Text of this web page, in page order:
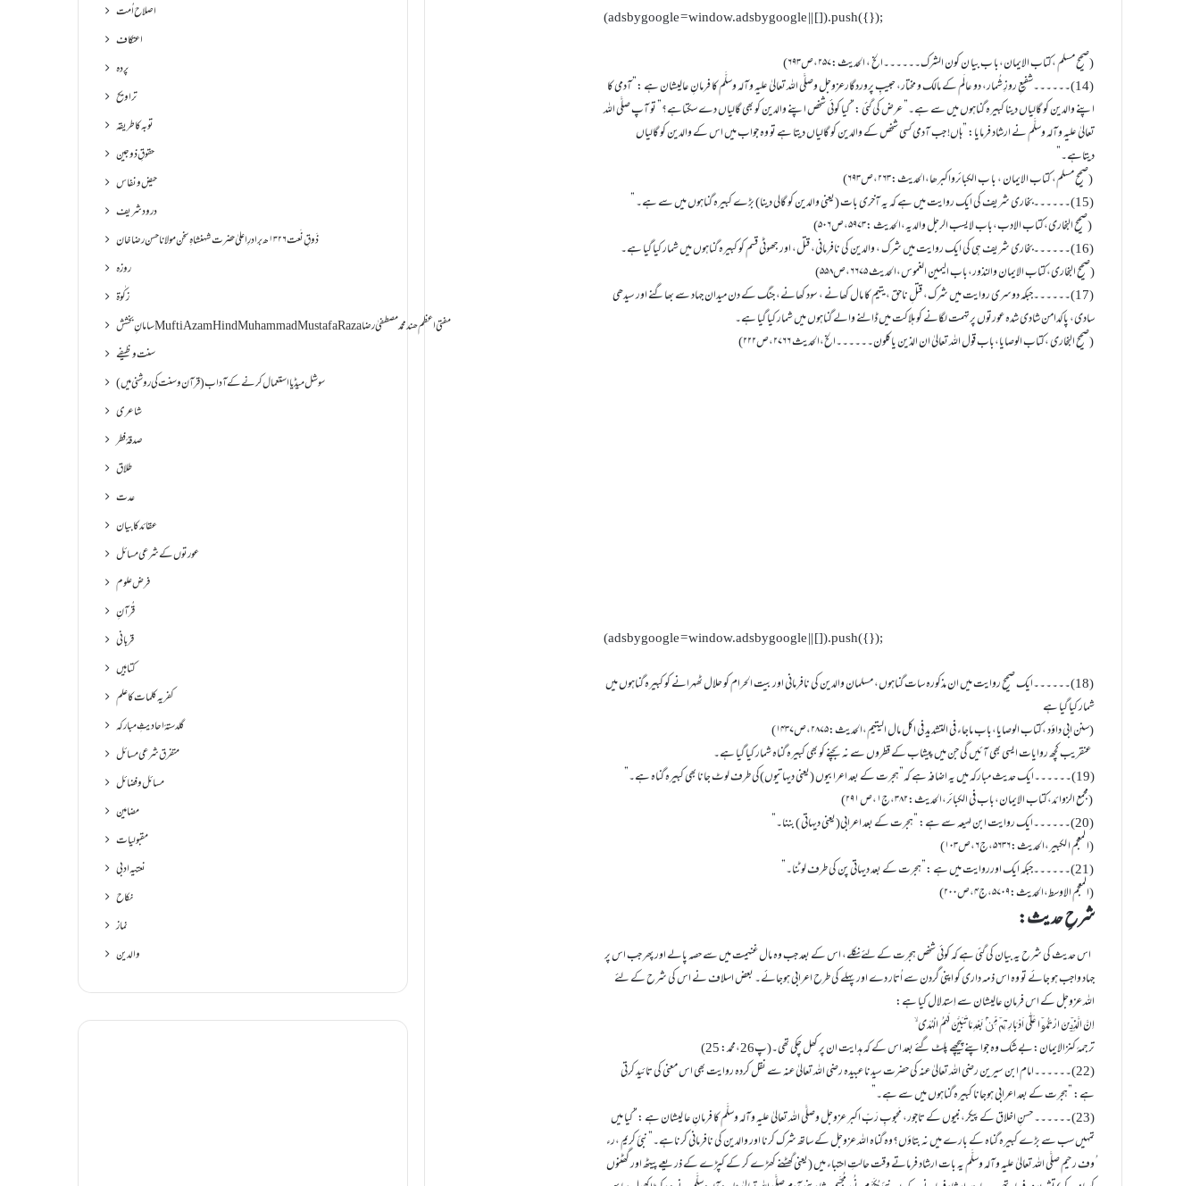
(adsbygoogle = window.adsbygoogle || []).push({});
(صحیح مسلم ،کتاب الایمان،با ب بیا ن کون الشرک۔۔۔۔۔۔الخ ، الحدیث:۲۵۷،ص۶۹۳)
(14)۔۔۔۔۔۔شفیعِ روزِ شُمار، دو عالَم کے مالک و مختار، حبیبِ پروردگارعزوجل وصلَّی اللہ تعالیٰ علیہ وآلہ وسلَّم کا فرمانِ عالیشان ہے :”آدمی کا
اپنے والدین کو گالیاں دینا کبیرہ گناہوں میں سے ہے۔” عرض کی گئی :”کیا کوئی شخص اپنے والدین کو بھی گالیاں دے سکتاہے؟” تو آپ صلَّی اللہ
تعالیٰ علیہ وآلہ وسلَّم نے ارشاد فرمایا: ”ہاں! جب آدمی کسی شخص کے والدین کو گالیاں دیتا ہے تو وہ جواب میں اس کے والدین کو گالیاں
دیتاہے۔”
(صحیح مسلم، کتاب الایمان ، با ب الکبائرواکبرھا،الحدیث:۲۶۳،ص۶۹۳)
(15)۔۔۔۔۔۔بخاری شریف کی ایک روایت میں ہے کہ یہ آخری بات (یعنی والدین کو گالی دینا) بڑے کبیرہ گناہوں میں سے ہے۔ ”
(صحیح البخاری،کتاب الادب،باب لایسب الرجل والدیہ،الحدیث :۵۹۷۳،ص۵۰۶)
(16)۔۔۔۔۔۔بخاری شریف ہی کی ایک روایت میں شرک ، والدین کی نافرمانی، قتل، اور جھوٹی قسم کو کبیرہ گناہوں میں شمار کیا گیا ہے۔
(صحیح البخاری،کتاب الایمان والنذور،باب الیمین الغموس،الحدیث ۶۶۷۵،ص۵۵۸)
(17)۔۔۔۔۔۔جبکہ دوسری روایت میں شرک، قتلِ ناحق ،یتیم کا مال کھانے ، سود کھانے، جنگ کے دن میدان جہاد سے بھاگنے اور سیدھی
سادی، پاکدامن شادی شدہ عورتوں پرتہمت لگانے کو ہلاکت میں ڈالنے والے گناہوں میں شمار کیا گیا ہے۔
(صحیح البخاری ،کتاب الوصایا،باب قول اللہ تعالیٰ ان الذین یاکلون۔۔۔۔۔۔الخ،الحدیث ۲۷۶۶،ص۲۲۲)
(adsbygoogle = window.adsbygoogle || []).push({});
(18)۔۔۔۔۔۔ایک صحیح روایت میں ان مذکورہ سات گناہوں، مسلمان والدین کی نافرمانی اور بیت الحرام کو حلال ٹھہرانے کو کبیرہ گناہوں میں
شمار کیا گیا ہے
(سنن ابی داؤد ،کتاب الوصایا،باب ماجاء فی التشدید فی اکل مال الیتیم،الحدیث:۲۸۷۵،ص۱۴۳۷)
عنقریب کچھ روایات ایسی بھی آئیں گی جن میں پیشاب کے قطروں سے نہ بچنے کو بھی کبیرہ گناہ شمار کیا گیا ہے۔
(19)۔۔۔۔۔۔ایک حدیث مبارکہ میں یہ اضافہ ہے کہ”ہجرت کے بعد اعرابیوں (یعنی دیہاتیوں)کی طرف لوٹ جانا بھی کبیرہ گناہ ہے۔”
(مجمع الزوائد،کتاب الایمان،باب فی الکبائر،الحدیث:۳۸۲،ج۱،ص ۲۹۱)
(20)۔۔۔۔۔۔ایک روایت ابن لہیعہ سے ہے: ”ہجرت کے بعد اعرابی(یعنی دیہاتی ) بننا۔”
(ا لمعجم ا لکبیر،الحدیث:۵۶۳۶،ج۶،ص۱۰۳)
(21)۔۔۔۔۔۔جبکہ ایک اورروایت میں ہے :”ہجرت کے بعد دیہاتی پن کی طرف لوٹنا۔”
(المعجم الاوسط،الحدیث:۵۷۰۹،ج۴،ص۲۰۰)
شرحِ حدیث:
اس حدیث کی شرح یہ بیان کی گئی ہے کہ کوئی شخص ہجرت کے لئے نکلے، اس کے بعد جب وہ مال غنیمت میں سے حصہ پالے اور پھر جب اس پر
جہاد واجب ہو جائے تو وہ اس ذمہ داری کو اپنی گردن سے اُتار دے اور پہلے کی طرح اعرابی ہوجائے۔ بعض اسلاف نے اس کی شرح کے لئے
اللہ عزوجل کے اس فرمانِ عالیشان سے اِستدلال کیا ہے:
اِنَّ الَّذِیۡنَ ارْتَدُّوۡا عَلٰۤی اَدْبَارِہِمۡ مِّنۡۢ بَعْدِ مَا تَبَیَّنَ لَہُمُ الْہُدَی ۙ
ترجمۂ کنزالایمان:بے شک وہ جواپنے پیچھے پلٹ گئے بعد اس کے کہ ہدایت ان پر کھل چکی تھی۔(پ26،محمد: 25)
(22)۔۔۔۔۔۔امام ابن سیرین رضی اللہ تعالیٰ عنہ کی حضرت سیدنا عبیدہ رضی اللہ تعالیٰ عنہ سے نقل کردہ روایت بھی اس معنی کی تائید کرتی
ہے: ”ہجرت کے بعد اعرابی ہوجانا کبیرہ گناہوں میں سے ہے۔”
(23)۔۔۔۔۔۔ حسنِ اخلاق کے پیکر،نبیوں کے تاجور، مَحبوبِ رَبِّ اکبر عزوجل وصلَّی اللہ تعالیٰ علیہ وآلہ وسلَّم کا فرمانِ عا لیشان ہے :”کیا میں
تمہیں سب سے بڑے کبیرہ گناہ کے بارے میں نہ بتاؤں؟وہ گناہ اللہ عزوجل کے ساتھ شرک کرنا اور والدین کی نافرمانی کرناہے۔” نبئ کریم ،رء
ُوف رحیم صلَّی اللہ تعالیٰ علیہ وآلہ وسلَّم یہ بات ارشاد فرماتے وقت حالتِ احتباء میں (یعنی گھٹنے کھڑے کر کے کپڑے کے ذریعے پیٹھ اور گھٹنوں
اصلاح اُمت
اعتکاف
پردہ
تراویح
توبہ کا طریقہ
حقوقِ ذوجین
حیض و نفاس
درود شریف
ذَوقِ نَعت ۱۳۲۶ھ برادرِ اعلیٰ حضرت شہنشاہِ سخن مولانا حسن رضا خان
روزہ
زکٰوۃ
سامانِ بخشش Mufti Azam Hind Muhammad Mustafa Raza مفتی اعظم ھند محمد مصطفیٰ رضا
سنت وظیفے
سوشل میڈیا استعمال کرنے کے آداب (قرآن و سنت کی روشنی میں)
شاعری
صدقۂ فطر
طلاق
عدت
عقائد کا بیان
عورتوں کے شرعی مسائل
فرض علوم
قُرآنِ
قربانی
کتابیں
کفریہ کلمات کا علم
گلدستۂ احادیثِ مبارکہ
متفرق شرعی مسائل
مسائل و فضائل
مضامین
مقبولیات
نعتیہ ادبی
نکاح
نماز
والدین